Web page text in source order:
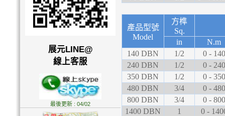
展元LINE@
線上客服
最後更新 : 04/02
產品型號
Model
方榫
Sq.
in
N.m
140 DBN
1/2
0 - 140
240 DBN
1/2
0 - 240
350 DBN
1/2
0 - 350
480 DBN
3/4
0 - 480
800 DBN
3/4
0 - 800
1400 DBN
1 0 -